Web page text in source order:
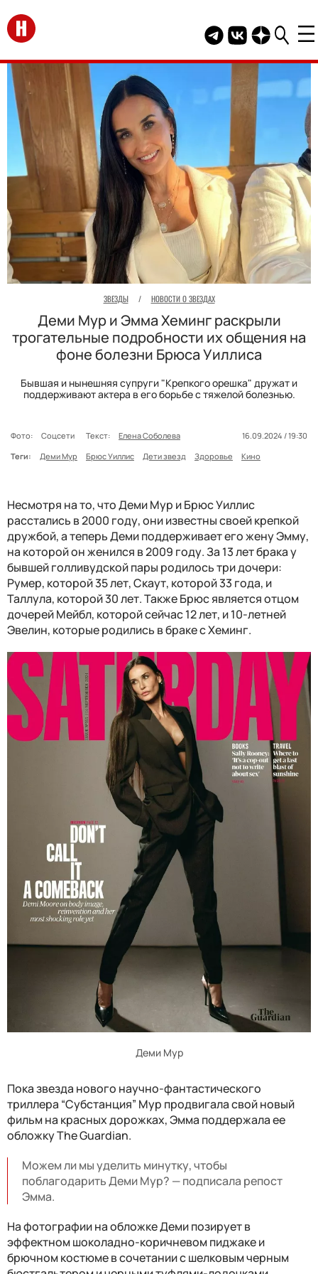
Перейти на главную
Telegram канал
Группа HELLO
Канал
ЗВЕЗДЫ / НОВОСТИ О ЗВЕЗДАХ
Деми Мур и Эмма Хеминг раскрыли
трогательные подробности их общения на
фоне болезни Брюса Уиллиса
Бывшая и нынешняя супруги "Крепкого орешка" дружат и
поддерживают актера в его борьбе с тяжелой болезнью.
Фото: Соцсети Текст: Елена Соболева
16.09.2024 / 19:30
Теги:
Деми Мур Брюс Уиллис Дети звезд Здоровье Кино
Несмотря на то, что Деми Мур и Брюс Уиллис
расстались в 2000 году, они известны своей крепкой
дружбой, а теперь Деми поддерживает его жену Эмму,
на которой он женился в 2009 году. За 13 лет брака у
бывшей голливудской пары родилось три дочери:
Румер, которой 35 лет, Скаут, которой 33 года, и
Таллула, которой 30 лет. Также Брюс является отцом
дочерей Мейбл, которой сейчас 12 лет, и 10-летней
Эвелин, которые родились в браке с Хеминг.
Деми Мур
Пока звезда нового научно-фантастического
триллера “Субстанция” Мур продвигала свой новый
фильм на красных дорожках, Эмма поддержала ее
обложку The Guardian.
Можем ли мы уделить минутку, чтобы
поблагодарить Деми Мур? — подписала репост
Эмма.
На фотографии на обложке Деми позирует в
эффектном шоколадно-коричневом пиджаке и
брючном костюме в сочетании с шелковым черным